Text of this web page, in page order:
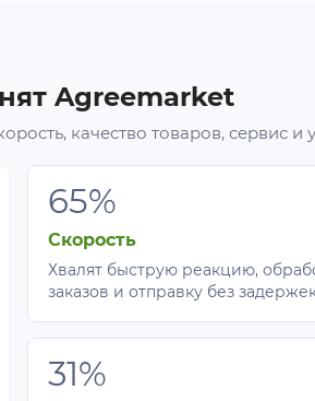
Agreemarket
качество товаров, сервис и
65%
Скорость
Хвалят быструю реакцию,
заказов и отправку без
31%